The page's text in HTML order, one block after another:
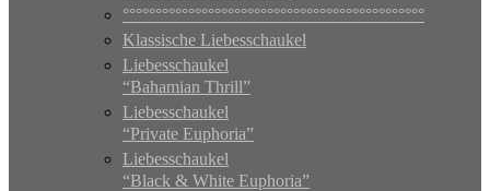
°°°°°°°°°°°°°°°°°°°°°°°°°°°°°°°°°°°°°°°°°°°°°°
Klassische Liebesschaukel
Liebesschaukel
“Bahamian Thrill”
Liebesschaukel
“Private Euphoria”
Liebesschaukel
“Black & White Euphoria”